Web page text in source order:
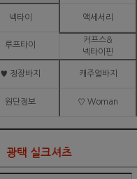
넥타이 액세서리
루프타이
커프스&
넥타이핀
♥ 정장바지 캐주얼바지
원단정보 ♡ Woman
광택 실크셔츠